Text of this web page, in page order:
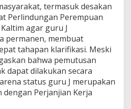
termasuk desakan
Perlindungan Perempuan
agar guru J
permanen, membuat
tahapan klarifikasi. Meski
bahwa pemutusan
dapat dilakukan secara
status guru J merupakan
dengan Perjanjian Kerja